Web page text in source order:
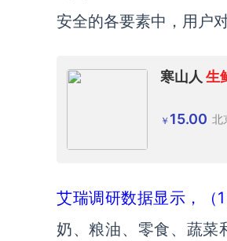
安全的各要素中，用户
寒山人 生
￥ 15.00 北
艾瑞调研数据显示，（
奶、粮油、零食、蔬菜